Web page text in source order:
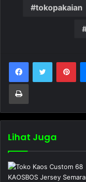
tokopakaian
Lihat Juga